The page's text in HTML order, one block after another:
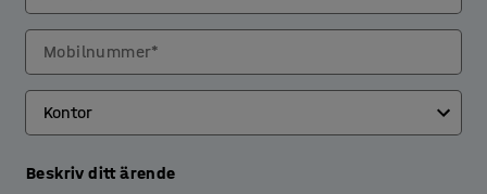
Mobilnummer*
Beskriv ditt ärende